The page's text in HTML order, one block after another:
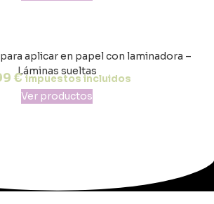
aplicar en papel con laminadora –
Láminas sueltas
€ impuestos incluidos
Ver productos